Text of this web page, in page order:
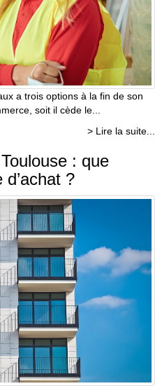
a trois options à la fin de son
soit il cède le...
> Lire la suite...
: que
d’achat ?